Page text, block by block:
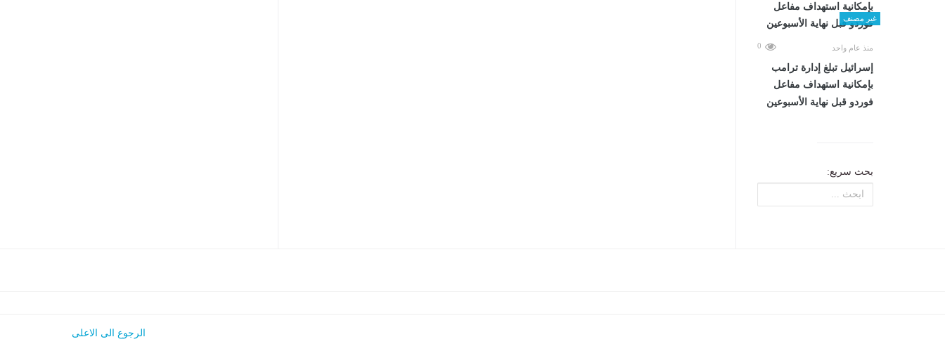
غير مصنف
منذ عام واحد 0
إسرائيل تبلغ إدارة ترامب
بإمكانية استهداف مفاعل
فوردو قبل نهاية الأسبوعين
بحث سريع:
الرجوع الى الاعلى